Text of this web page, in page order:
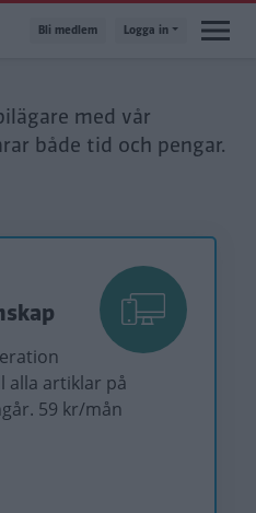
Bli medlem Logga in
med vår
både tid och pengar.
alla artiklar på
59 kr/mån